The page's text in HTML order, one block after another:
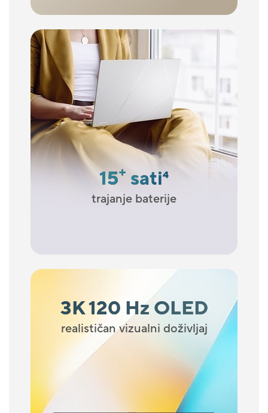
15+ sati4
trajanje baterije
3K 120 Hz OLED
realističan vizualni doživljaj